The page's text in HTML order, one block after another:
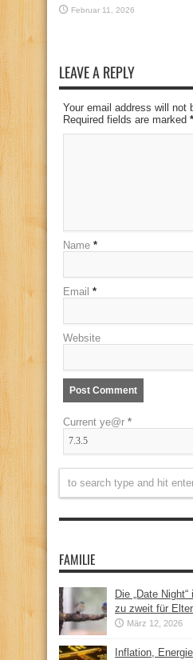
Februar 11, 2026
LEAVE A REPLY
Your email address will not
Required fields are marked *
Name *
Email *
Website
Current ye@r *
FAMILIE
Die „Date
zu zweit für
März 12, 2026
Inflation,